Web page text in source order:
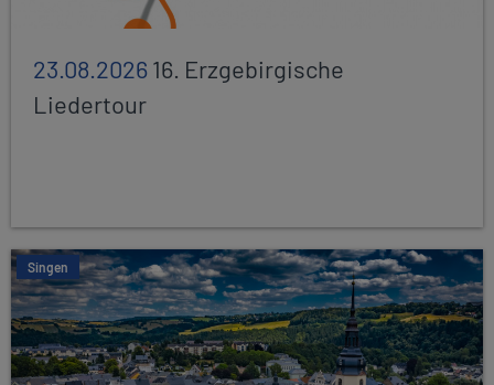
23.08.202616. Erzgebirgische
Liedertour
Singen